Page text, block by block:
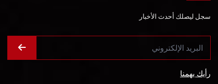
سجل ليصلك أحدث الأخبار
رأيك يهمنا